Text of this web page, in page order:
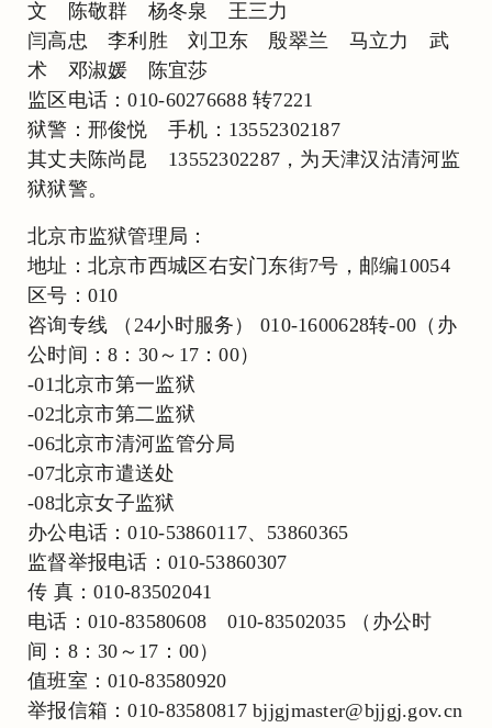
文 陈敬群 杨冬泉 王三力
闫高忠 李利胜 刘卫东 殷翠兰 马立力 武
术 邓淑媛 陈宜莎
监区电话：010-60276688 转7221
狱警：邢俊悦 手机：13552302187
其丈夫陈尚昆 13552302287，为天津汉沽清河监
狱狱警。
北京市监狱管理局：
地址：北京市西城区右安门东街7号，邮编10054
区号：010
咨询专线 （24小时服务） 010-1600628转-00（办
公时间：8：30～17：00）
-01北京市第一监狱
-02北京市第二监狱
-06北京市清河监管分局
-07北京市遣送处
-08北京女子监狱
办公电话：010-53860117、53860365
监督举报电话：010-53860307
传 真：010-83502041
电话：010-83580608 010-83502035 （办公时
间：8：30～17：00）
值班室：010-83580920
举报信箱：010-83580817 bjjgjmaster@bjjgj.gov.cn